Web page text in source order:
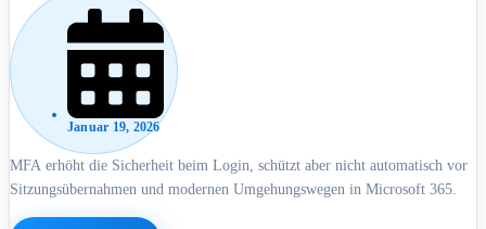
Januar 19, 2026
MFA erhöht die Sicherheit beim Login, schützt aber nicht automatisch vor
Sitzungsübernahmen und modernen Umgehungswegen in Microsoft 365.